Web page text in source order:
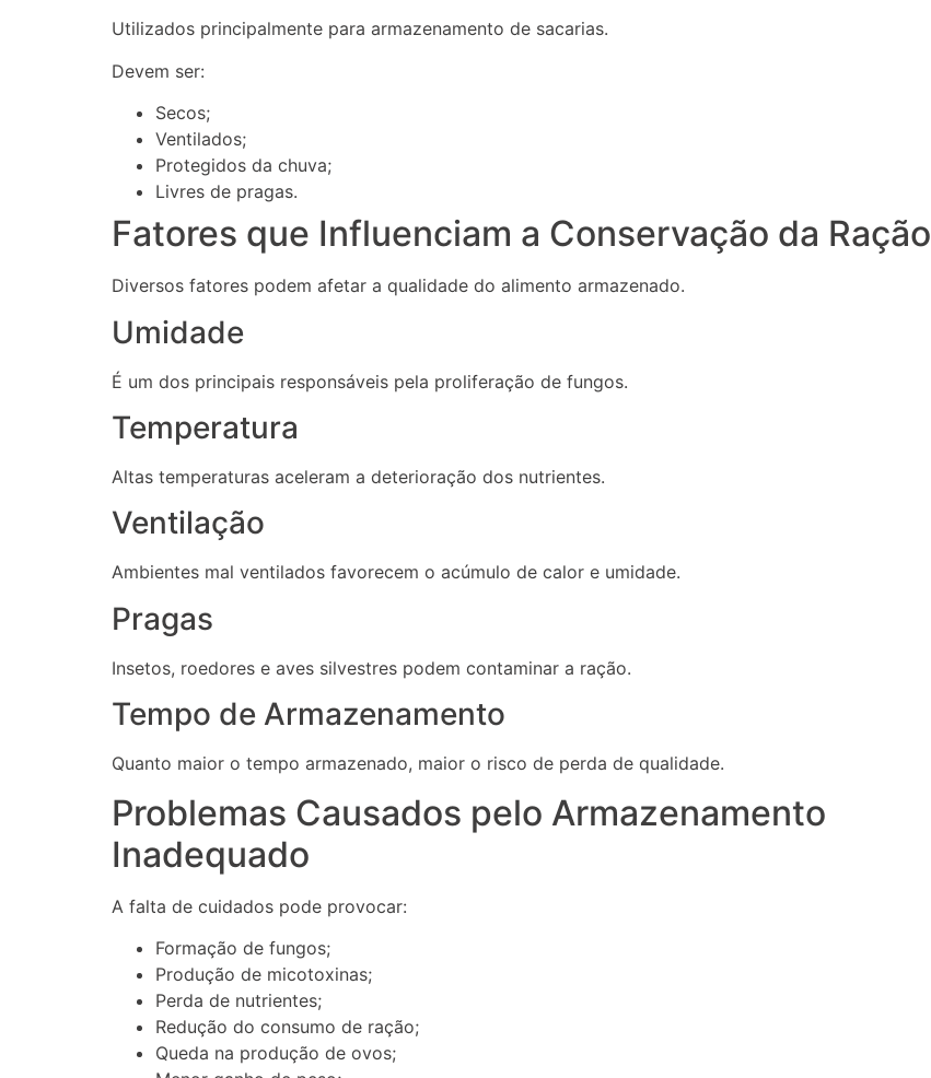
Utilizados principalmente para armazenamento de sacarias.
Devem ser:
Secos;
Ventilados;
Protegidos da chuva;
Livres de pragas.
Fatores que Influenciam a Conservação da Ração
Diversos fatores podem afetar a qualidade do alimento armazenado.
Umidade
É um dos principais responsáveis pela proliferação de fungos.
Temperatura
Altas temperaturas aceleram a deterioração dos nutrientes.
Ventilação
Ambientes mal ventilados favorecem o acúmulo de calor e umidade.
Pragas
Insetos, roedores e aves silvestres podem contaminar a ração.
Tempo de Armazenamento
Quanto maior o tempo armazenado, maior o risco de perda de qualidade.
Problemas Causados pelo Armazenamento
Inadequado
A falta de cuidados pode provocar:
Formação de fungos;
Produção de micotoxinas;
Perda de nutrientes;
Redução do consumo de ração;
Queda na produção de ovos;